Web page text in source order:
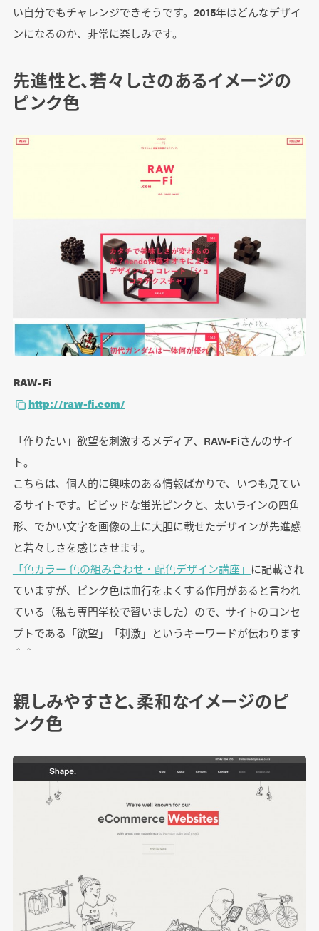
い自分でもチャレンジできそうです。2015年はどんなデザイ
ンになるのか、非常に楽しみです。
先進性と、若々しさのあるイメージの
ピンク色
RAW-Fi
http://raw-fi.com/
「作りたい」欲望を刺激するメディア、RAW-Fiさんのサイ
ト。
こちらは、個人的に興味のある情報ばかりで、いつも見てい
るサイトです。ビビッドな蛍光ピンクと、太いラインの四角
形、でかい文字を画像の上に大胆に載せたデザインが先進感
と若々しさを感じさせます。
「色カラー 色の組み合わせ・配色デザイン講座」 に記載され
ていますが、ピンク色は血行をよくする作用があると言われ
ている（私も専門学校で習いました）ので、サイトのコンセ
プトである「欲望」「刺激」というキーワードが伝わります
＾＾
親しみやすさと、柔和なイメージのピ
ンク色